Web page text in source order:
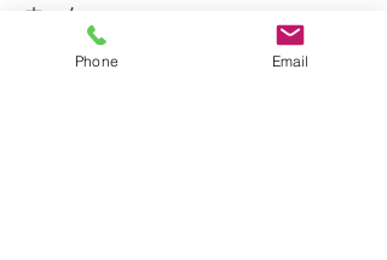
ホーム
お知らせPhone Email